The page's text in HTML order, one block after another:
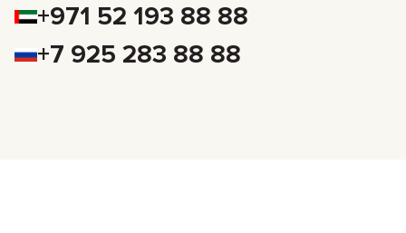
+971 52 193 88 88
+7 925 283 88 88